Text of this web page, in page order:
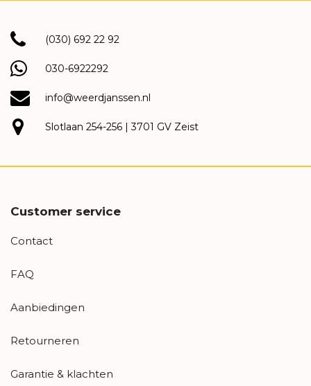
(030) 692 22 92
030-6922292
info@weerdjanssen.nl
Slotlaan 254-256 | 3701 GV Zeist
Customer service
Contact
FAQ
Aanbiedingen
Retourneren
Garantie & klachten